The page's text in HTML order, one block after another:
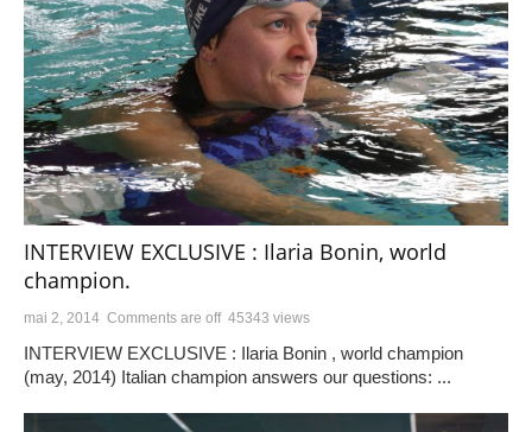
INTERVIEW EXCLUSIVE : Ilaria Bonin, world
champion.
mai 2, 2014 Comments are off 45343 views
INTERVIEW EXCLUSIVE : Ilaria Bonin , world champion
(may, 2014) Italian champion answers our questions: ...